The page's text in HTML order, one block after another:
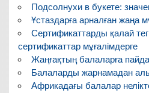
Подсолнухи в букете:
Ұстаздарға арналған жаңа
Сертификаттарды қалай
сертификаттар мұғалімдерге
Жаңғақтың балаларға
Балаларды жарнамадан
Африкадағы балалар